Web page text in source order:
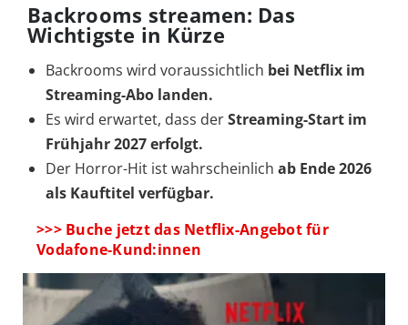
Backrooms streamen: Das
Wichtigste in Kürze
Backrooms wird voraussichtlich bei Netflix im
Streaming-Abo landen.
Es wird erwartet, dass derStreaming-Start im
Frühjahr 2027 erfolgt.
Der Horror-Hit ist wahrscheinlich ab Ende 2026
als Kauftitel verfügbar.
>>> Buche jetzt das Netflix-Angebot für
Vodafone-Kund:innen